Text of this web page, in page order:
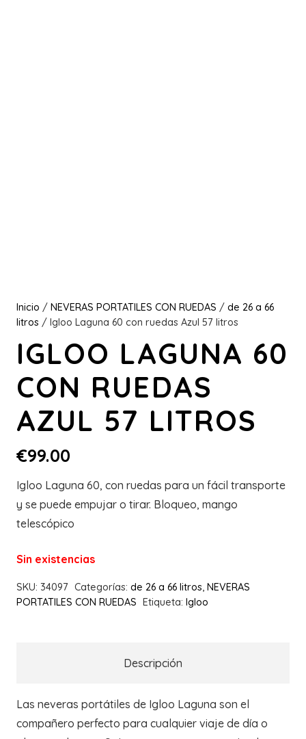
Inicio / NEVERAS PORTATILES CON RUEDAS / de 26 a 66
litros / Igloo Laguna 60 con ruedas Azul 57 litros
IGLOO LAGUNA 60
CON RUEDAS
AZUL 57 LITROS
€99.00
Igloo Laguna 60, con ruedas para un fácil transporte
y se puede empujar o tirar. Bloqueo, mango
telescópico
Sin existencias
SKU: 34097 Categorías: de 26 a 66 litros NEVERAS
PORTATILES CON RUEDAS Etiqueta: Igloo
Descripción
Las neveras portátiles de Igloo Laguna son el
compañero perfecto para cualquier viaje de día o